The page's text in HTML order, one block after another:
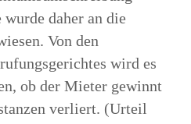
daher an die
Von den
wird es
ob der Mieter gewinnt
verliert. (Urteil